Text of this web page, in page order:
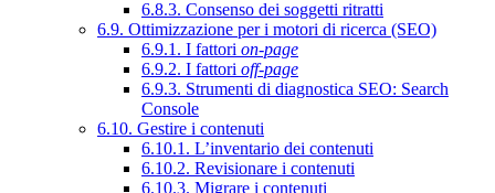
6.8.3. Consenso dei soggetti ritratti
6.9. Ottimizzazione per i motori di ricerca (SEO)
6.9.1. I fattori on-page
6.9.2. I fattori off-page
6.9.3. Strumenti di diagnostica SEO: Search
Console
6.10. Gestire i contenuti
6.10.1. L’inventario dei contenuti
6.10.2. Revisionare i contenuti
6.10.3. Migrare i contenuti